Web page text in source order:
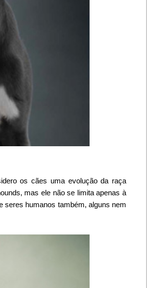
os cães uma evolução da raça
mas ele não se limita apenas à
seres humanos também, alguns nem